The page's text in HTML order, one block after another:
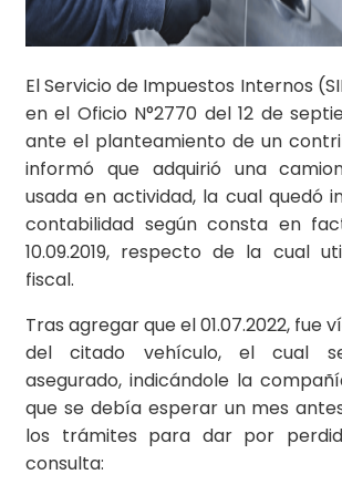
El Servicio de Impuestos Internos
en el Oficio N°2770 del 12 de
ante el planteamiento de un
informó que adquirió una
usada en actividad, la cual quedó
contabilidad según consta en
10.09.2019, respecto de la cual
fiscal.
Tras agregar que el 01.07.2022, fue
del citado vehículo, el cual
asegurado, indicándole la
que se debía esperar un mes
los trámites para dar por
consulta: